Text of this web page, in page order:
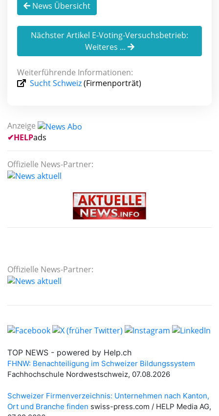
News Übersicht
Nächster Artikel E-Voting-Versuchsbetrieb:
Weiteres ...
Weiterführende Informationen:
Sucht Schweiz(Firmenporträt)
Anzeige
✔HELPads
Offizielle News-Partner:
Offizielle News-Partner: